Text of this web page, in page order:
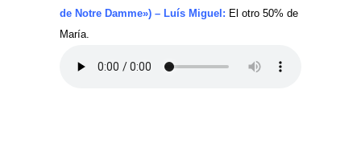
de Notre Damme») – Luís Miguel: El otro 50% de
María.